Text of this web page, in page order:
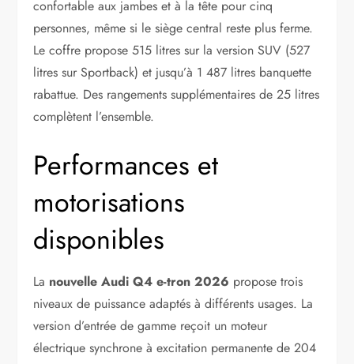
confortable aux jambes et à la tête pour cinq
personnes, même si le siège central reste plus ferme.
Le coffre propose 515 litres sur la version SUV (527
litres sur Sportback) et jusqu’à 1 487 litres banquette
rabattue. Des rangements supplémentaires de 25 litres
complètent l’ensemble.
Performances et
motorisations
disponibles
La nouvelle Audi Q4 e-tron 2026 propose trois
niveaux de puissance adaptés à différents usages. La
version d’entrée de gamme reçoit un moteur
électrique synchrone à excitation permanente de 204